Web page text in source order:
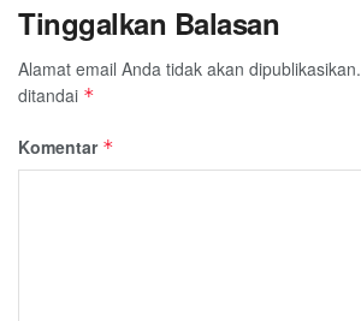
Tinggalkan Balasan
Alamat email Anda tidak akan dipublikasikan.
ditandai *
Komentar *